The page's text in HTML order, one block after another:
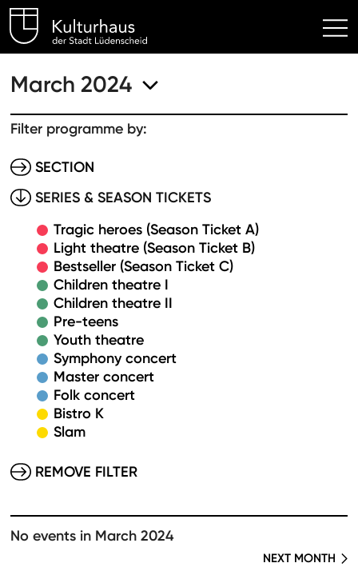
Kulturhaus Lüdenscheid
March 2024
Filter programme by:
SECTION
SERIES & SEASON TICKETS
Tragic heroes (Season Ticket A)
Light theatre (Season Ticket B)
Bestseller (Season Ticket C)
Children theatre I
Children theatre II
Pre-teens
Youth theatre
Symphony concert
Master concert
Folk concert
Bistro K
Slam
REMOVE FILTER
No events in March 2024
NEXT MONTH